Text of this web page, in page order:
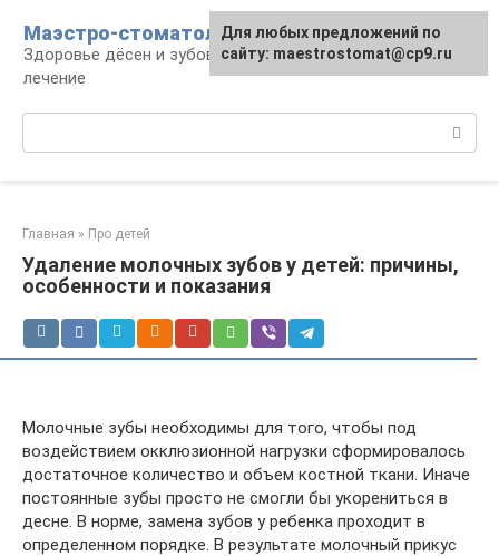
контенту
Маэстро-стоматолог
Здоровье дёсен и зубов, диагностика и
лечение
Главная » Про детей
Удаление молочных зубов у детей: причины,
особенности и показания
Молочные зубы необходимы для того, чтобы под
воздействием окклюзионной нагрузки сформировалось
достаточное количество и объем костной ткани. Иначе
постоянные зубы просто не смогли бы укорениться в
десне. В норме, замена зубов у ребенка проходит в
определенном порядке. В результате молочный прикус
Для любых предложений по
сайту: maestrostomat@cp9.ru